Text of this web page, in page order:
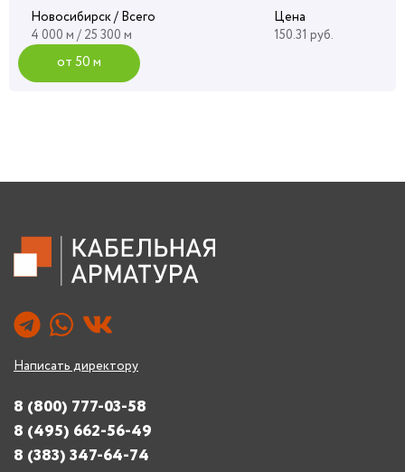
Новосибирск / Всего
4 000 м / 25 300 м
Цена
150.31 руб.
от 50 м
Написать директору
8 (800) 777-03-58
8 (495) 662-56-49
8 (383) 347-64-74